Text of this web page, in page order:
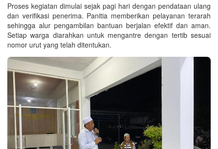
Proses kegiatan dimulai sejak pagi hari dengan pendataan ulang
dan verifikasi penerima. Panitia memberikan pelayanan terarah
sehingga alur pengambilan bantuan berjalan efektif dan aman.
Setiap warga diarahkan untuk mengantre dengan tertib sesuai
nomor urut yang telah ditentukan.